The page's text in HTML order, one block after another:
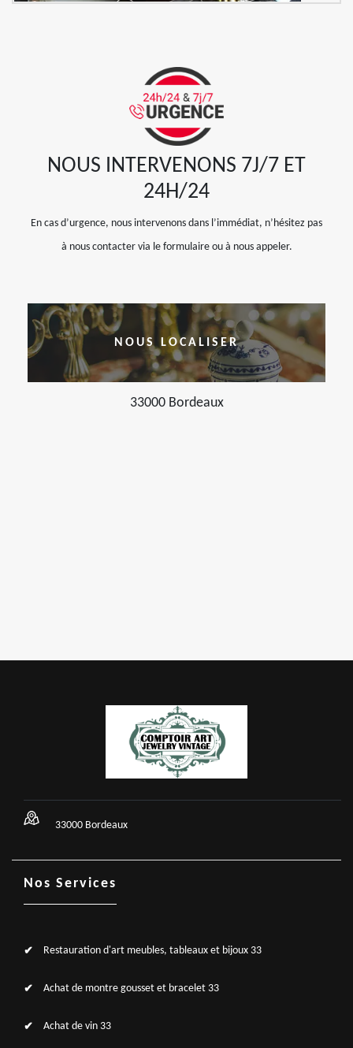
NOUS INTERVENONS 7J/7 ET
24H/24
En cas d’urgence, nous intervenons dans l’immédiat, n’hésitez pas
à nous contacter via le formulaire ou à nous appeler.
NOUS LOCALISER
33000 Bordeaux
33000 Bordeaux
Nos Services
Restauration d'art meubles, tableaux et bijoux 33
Achat de montre gousset et bracelet 33
Achat de vin 33